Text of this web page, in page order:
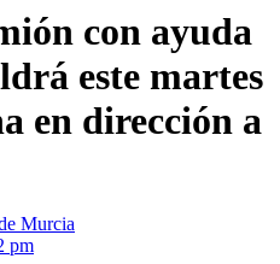
con ayuda
este martes
en dirección a
Murcia
pm